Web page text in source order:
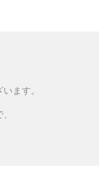
ます。